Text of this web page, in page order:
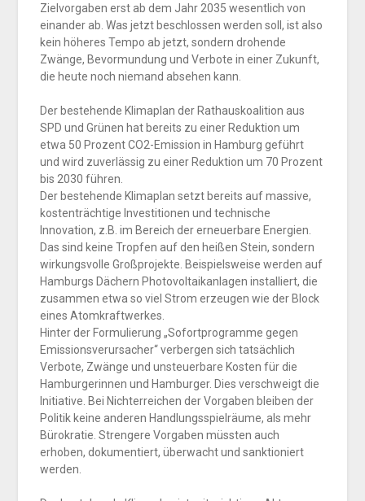
Zielvorgaben erst ab dem Jahr 2035 wesentlich von
einander ab. Was jetzt beschlossen werden soll, ist also
kein höheres Tempo ab jetzt, sondern drohende
Zwänge, Bevormundung und Verbote in einer Zukunft,
die heute noch niemand absehen kann.
Der bestehende Klimaplan der Rathauskoalition aus
SPD und Grünen hat bereits zu einer Reduktion um
etwa 50 Prozent CO2-Emission in Hamburg geführt
und wird zuverlässig zu einer Reduktion um 70 Prozent
bis 2030 führen.
Der bestehende Klimaplan setzt bereits auf massive,
kostenträchtige Investitionen und technische
Innovation, z.B. im Bereich der erneuerbare Energien.
Das sind keine Tropfen auf den heißen Stein, sondern
wirkungsvolle Großprojekte. Beispielsweise werden auf
Hamburgs Dächern Photovoltaikanlagen installiert, die
zusammen etwa so viel Strom erzeugen wie der Block
eines Atomkraftwerkes.
Hinter der Formulierung „Sofortprogramme gegen
Emissionsverursacher“ verbergen sich tatsächlich
Verbote, Zwänge und unsteuerbare Kosten für die
Hamburgerinnen und Hamburger. Dies verschweigt die
Initiative. Bei Nichterreichen der Vorgaben bleiben der
Politik keine anderen Handlungsspielräume, als mehr
Bürokratie. Strengere Vorgaben müssten auch
erhoben, dokumentiert, überwacht und sanktioniert
werden.